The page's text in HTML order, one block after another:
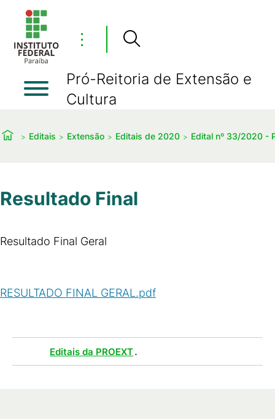
⋮
Pró-Reitoria de Extensão e
Cultura
Editais Extensão Editais de 2020 Edital nº 33/2020 -
Resultado Final
Resultado Final Geral
RESULTADO FINAL GERAL.pdf
Editais da PROEXT.